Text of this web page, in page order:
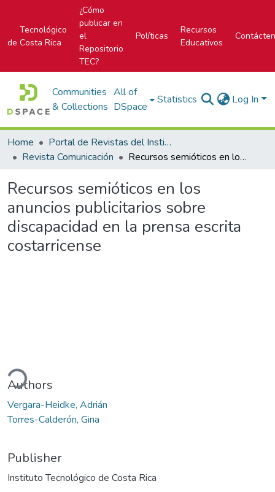
Tecnológico
de Costa Rica
¿Cómo
publicar en
el
Repositorio
TEC?
Políticas
Recursos
Educativos
Communities
& Collections
All of
DSpace
Statistics Log In
Home
Portal de Revistas del Instituto Tecnológico de Costa Rica
Revista Comunicación
Recursos semióticos en los anuncios publicitarios sobre discapacidad en la prensa escrita costarricense
Recursos semióticos en los
anuncios publicitarios sobre
discapacidad en la prensa escrita
costarricense
Authors
Vergara-Heidke, Adrián
Torres-Calderón, Gina
Publisher
Instituto Tecnológico de Costa Rica